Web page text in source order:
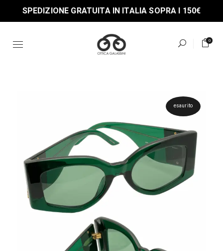
the
SPEDIZIONE GRATUITA IN ITALIA SOPRA I 150€
0
esaurito